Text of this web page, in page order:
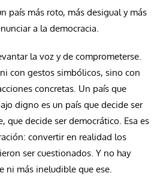
país más roto, más desigual y más
a la democracia.
la voz y de comprometerse.
con gestos simbólicos, sino con
concretas. Un país que
digno es un país que decide ser
que decide ser democrático. Esa es
convertir en realidad los
ser cuestionados. Y no hay
ni más ineludible que ese.